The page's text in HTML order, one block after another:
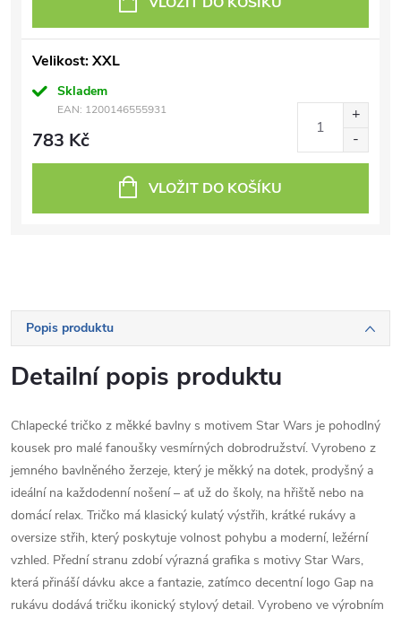
Velikost: XXL
Skladem
EAN: 1200146555931
783 Kč
VLOŽIT DO KOŠÍKU
Popis produktu
Detailní popis produktu
Chlapecké tričko z měkké bavlny s motivem Star Wars je pohodlný
kousek pro malé fanoušky vesmírných dobrodružství. Vyrobeno z
jemného bavlněného žerzeje, který je měkký na dotek, prodyšný a
ideální na každodenní nošení – ať už do školy, na hřiště nebo na
domácí relax. Tričko má klasický kulatý výstřih, krátké rukávy a
oversize střih, který poskytuje volnost pohybu a moderní, ležérní
vzhled. Přední stranu zdobí výrazná grafika s motivy Star Wars,
která přináší dávku akce a fantazie, zatímco decentní logo Gap na
rukávu dodává tričku ikonický stylový detail. Vyrobeno ve výrobním